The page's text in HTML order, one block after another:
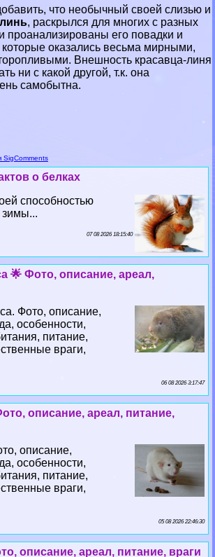
что необычный своей слизью и
линь, раскрылся для многих с разных
проанализированы его повадки и
которые оказались весьма мирными,
Внешность красавца-линя
ни с какой другой, т.к. она
самобытна.
SigComments
о белках
способностью
зимы...
07 08 2026 18:15:40
🌟 Фото, описание, ареал,
Фото, описание,
особенности,
питание,
враги,
06 08 2026 3:17:47
описание, ареал, питание,
описание,
особенности,
питание,
враги,
05 08 2026 22:46:30
описание, ареал, питание, враги